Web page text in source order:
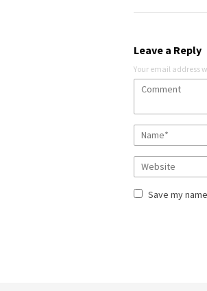
Leave a Reply
Your email address
Save my